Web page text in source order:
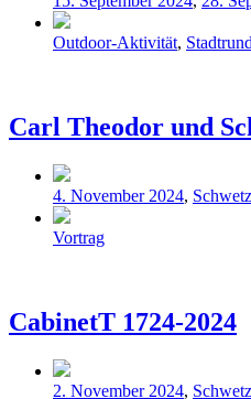
in
Schlagwörter
Outdoor-Aktivität,
Carl Theodor und
Veröffentlicht
in
4. November 2024,
Schlagwörter
Vortrag
CabinetT 1724-2024
Veröffentlicht
2. November 2024,